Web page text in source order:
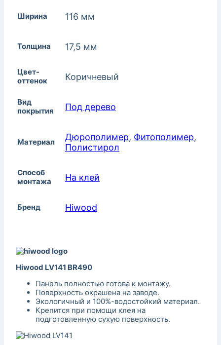
Ширина 116 мм
Толщина 17,5 мм
Цвет-
оттенок
Коричневый
Вид
покрытия
Под дерево
Материал Дюрополимер, Фитополимер,
Полистирол
Способ
монтажа
На клей
Бренд Hiwood
Hiwood LV141 BR490
Панель полностью готова к монтажу.
Поверхность окрашена на заводе.
Экологичный и 100%-водостойкий материал.
Крепится при помощи клея на
подготовленную сухую поверхность.